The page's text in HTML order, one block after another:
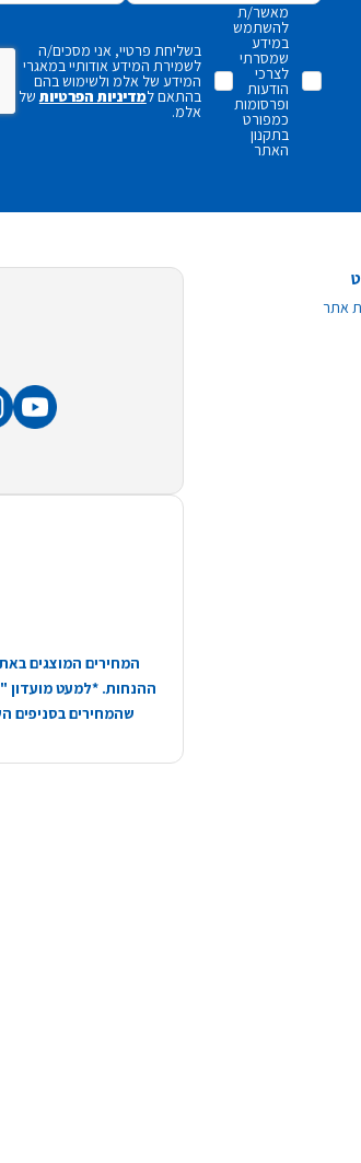
מאשר/ת
להשתמש
במידע
שמסרתי
לצרכי
הודעות
ופרסומות
כמפורט
בתקנון
האתר
בשליחת פרטיי, אני מסכים/ה
לשמירת המידע אודותיי במאגרי
המידע של אלמ ולשימוש בהם
בהתאם למדיניות הפרטיות של
אלמ.
אתר
המחירים המוצגים
ההנחות. *למעט מועדון
שהמחירים בסניפים